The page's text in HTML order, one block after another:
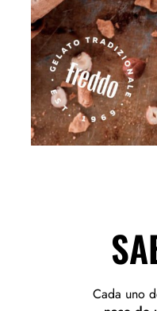
Cada uno